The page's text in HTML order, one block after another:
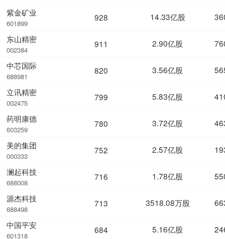
紫金矿业
601899
东山精密
002384
中芯国际
688981
立讯精密
002475
药明康德
603259
美的集团
000333
澜起科技
688008
源杰科技
688498
中国平安
601318
928 14.33亿股
911 2.90亿股
820 3.56亿股
799 5.83亿股
780 3.72亿股
752 2.57亿股
716 1.78亿股
713 3518.08万股
684 5.16亿股